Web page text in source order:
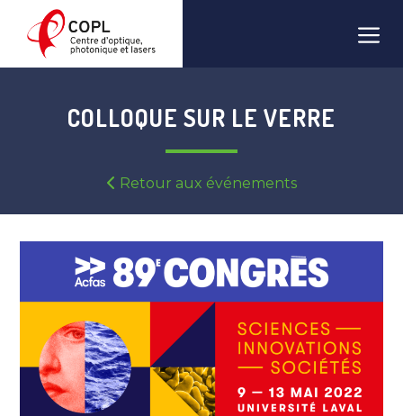
contenu
COLLOQUE SUR LE VERRE
Retour aux événements